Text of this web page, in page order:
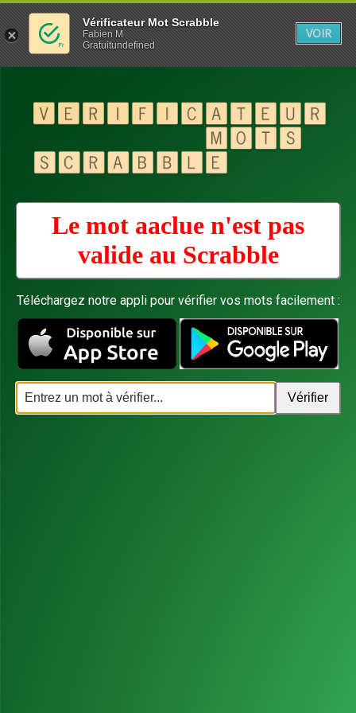
Le mot aaclue n'est pas
valide au Scrabble
Téléchargez notre appli pour vérifier vos mots facilement :
Vérificateur Mot Scrabble
Fabien M
Gratuitundefined
VOIR